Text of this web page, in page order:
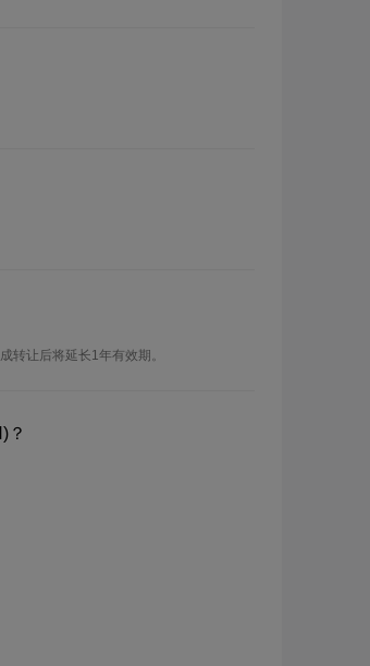
转让后将延长1年有效期。
？